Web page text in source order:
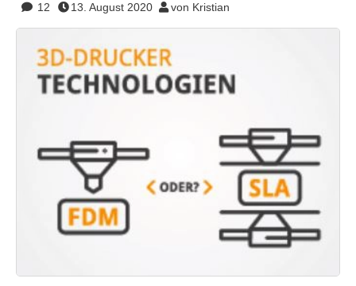
12 13. August 2020 von Kristian